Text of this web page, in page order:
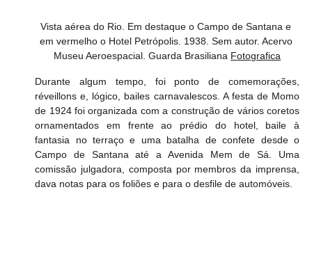
Vista aérea do Rio. Em destaque o Campo de Santana e
em vermelho o Hotel Petrópolis. 1938. Sem autor. Acervo
Museu Aeroespacial. Guarda Brasiliana Fotografica
Durante algum tempo, foi ponto de comemorações,
réveillons e, lógico, bailes carnavalescos. A festa de Momo
de 1924 foi organizada com a construção de vários coretos
ornamentados em frente ao prédio do hotel, baile à
fantasia no terraço e uma batalha de confete desde o
Campo de Santana até a Avenida Mem de Sá. Uma
comissão julgadora, composta por membros da imprensa,
dava notas para os foliões e para o desfile de automóveis.